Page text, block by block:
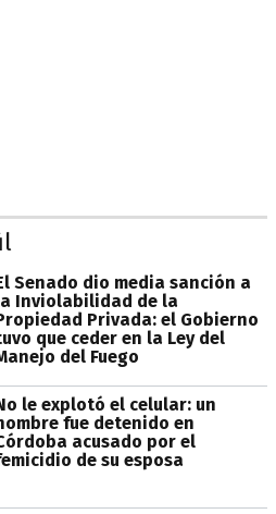
Senado dio media sanción a
Inviolabilidad de la
Privada: el Gobierno
que ceder en la Ley del
del Fuego
le explotó el celular: un
fue detenido en
acusado por el
de su esposa